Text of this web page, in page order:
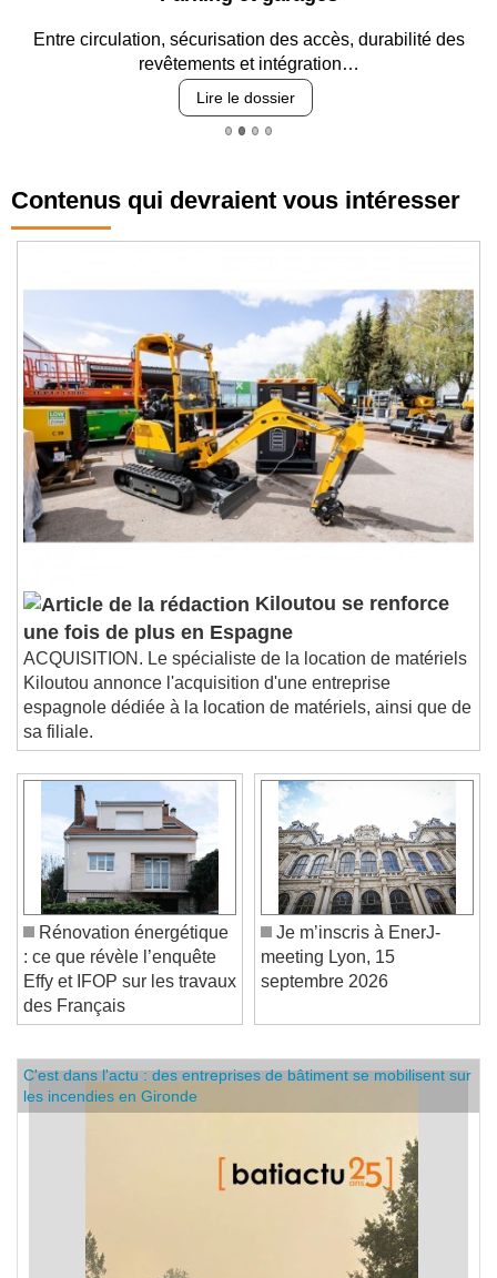
Entre circulation, sécurisation des accès, durabilité des
revêtements et intégration…
Lire le dossier
Contenus qui devraient vous intéresser
Kiloutou se renforce
une fois de plus en Espagne
ACQUISITION. Le spécialiste de la location de matériels
Kiloutou annonce l'acquisition d'une entreprise
espagnole dédiée à la location de matériels, ainsi que de
sa filiale.
Rénovation énergétique
: ce que révèle l’enquête
Effy et IFOP sur les travaux
des Français
Je m’inscris à EnerJ-
meeting Lyon, 15
septembre 2026
C'est dans l'actu : des entreprises de bâtiment se mobilisent sur
les incendies en Gironde